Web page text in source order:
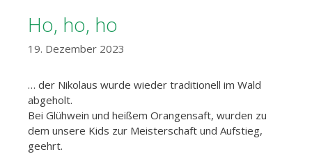
Ho, ho, ho
19. Dezember 2023
… der Nikolaus wurde wieder traditionell im Wald
abgeholt.
Bei Glühwein und heißem Orangensaft, wurden zu
dem unsere Kids zur Meisterschaft und Aufstieg,
geehrt.